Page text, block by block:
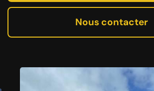
Nous contacter